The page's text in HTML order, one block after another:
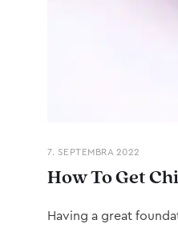
7. SEPTEMBRA 2022
How To Get
Having a great